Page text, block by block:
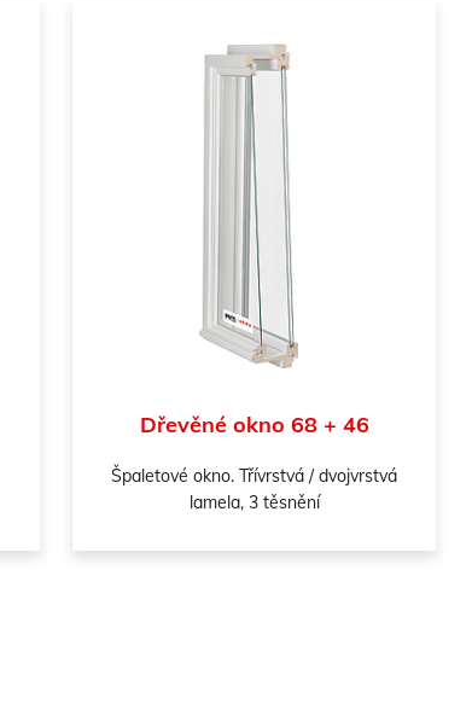
Dřevěné okno 68 + 46
Špaletové okno. Třívrstvá / dvojvrstvá
lamela, 3 těsnění